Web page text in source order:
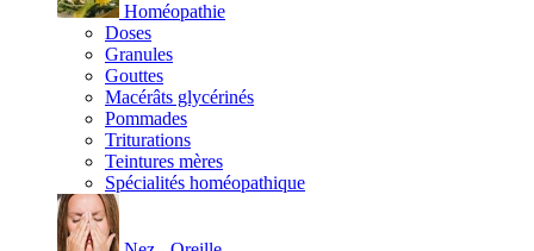
Homéopathie
Doses
Granules
Gouttes
Macérâts glycérinés
Pommades
Triturations
Teintures mères
Spécialités homéopathique